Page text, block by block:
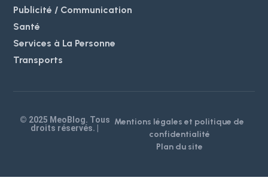
Publicité / Communication
Santé
Services à La Personne
Transports
© 2025 MeoBlog. Tous
droits réservés. |
Mentions légales et politique de
confidentialité
Plan du site